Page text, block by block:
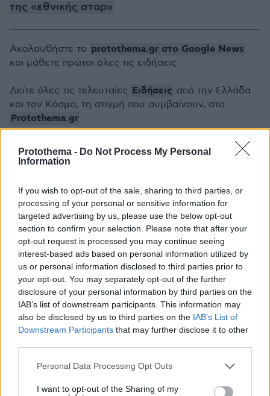
Protothema - Do Not Process My Personal
Information
If you wish to opt-out of the sale, sharing to third parties, or
processing of your personal or sensitive information for
targeted advertising by us, please use the below opt-out
section to confirm your selection. Please note that after your
opt-out request is processed you may continue seeing
interest-based ads based on personal information utilized by
us or personal information disclosed to third parties prior to
your opt-out. You may separately opt-out of the further
disclosure of your personal information by third parties on the
IAB’s list of downstream participants. This information may
also be disclosed by us to third parties on the IAB’s List of
Downstream Participants that may further disclose it to other
Please note that this website/app uses one or more Google
not limited to your visit or usage behaviour. You may click to
Personal Data Processing Opt Outs
I want to opt-out of the Sharing of my
της «εθνικής σταρ»
Thema Insights
Ακολουθήστε το protothema.gr στο Google News
και μάθετε πρώτοι όλες τις ειδήσεις
Δείτε όλες τις τελευταίες Ειδήσεις από την Ελλάδα
και τον Κόσμο, τη στιγμή που συμβαίνουν, στο
Protothema.gr